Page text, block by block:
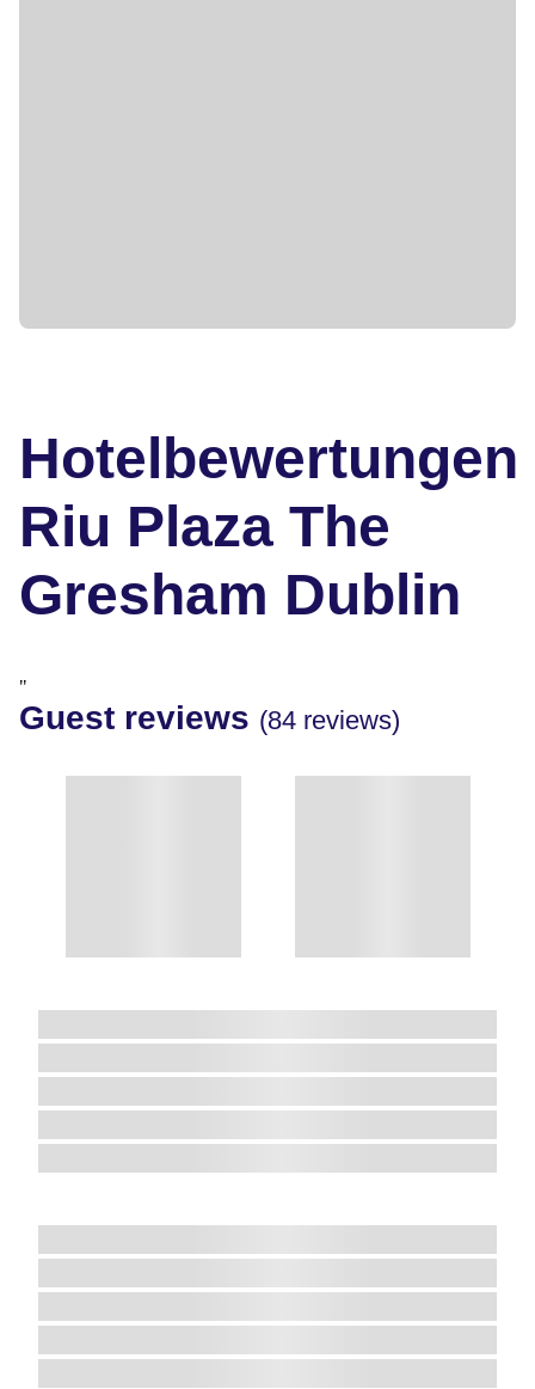
Hotelbewertungen
Riu Plaza The
Gresham Dublin
"
Guest reviews (84 reviews)